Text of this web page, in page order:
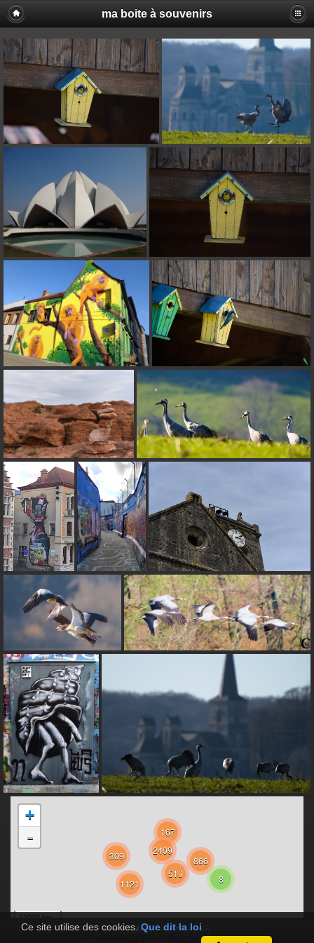
ma boite à souvenirs
2409
8
167
309
510
866
1121
+
-
5000 mi
Ce site utilise des cookies.Que dit la loi
Propulsé parPiwigo